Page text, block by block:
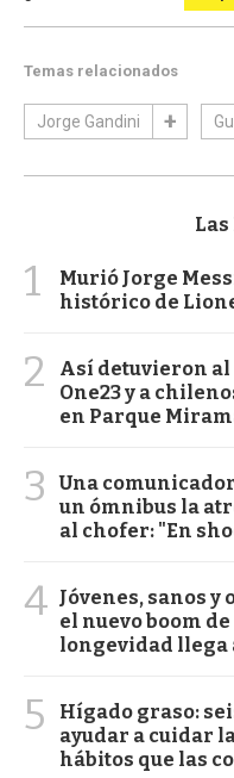
Temas relacionados
Jorge Gandini
Las
1
Murió Jorge
histórico de
2
Así detuvieron al
One23 y a
en Parque
3
Una
un ómnibus la
al chofer: "En
4 Jóvenes, sanos
el nuevo boom
longevidad llega
5
Hígado graso:
ayudar a cuidar
hábitos que las